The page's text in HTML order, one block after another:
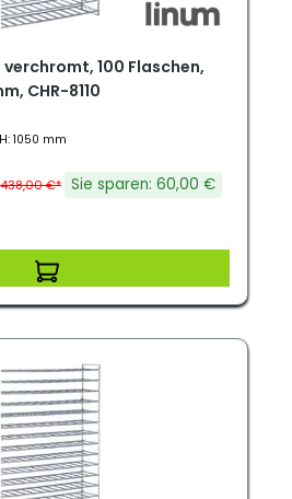
100 Flaschen,
CHR-8110
1050 mm
438,00 €* Sie sparen: 60,00 €